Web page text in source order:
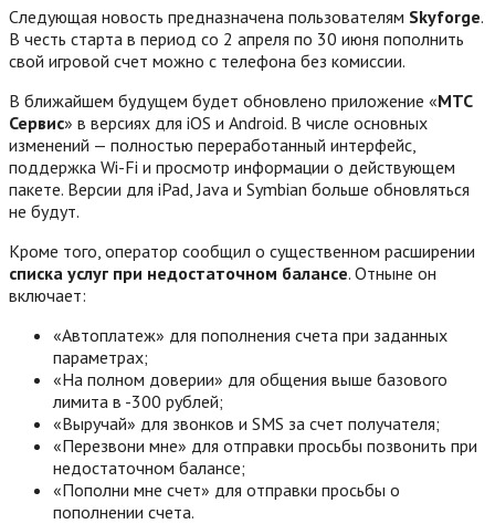
Следующая новость предназначена пользователям Skyforge.
В честь старта в период со 2 апреля по 30 июня пополнить
свой игровой счет можно с телефона без комиссии.
В ближайшем будущем будет обновлено приложение «МТС
Сервис» в версиях для iOS и Android. В числе основных
изменений — полностью переработанный интерфейс,
поддержка Wi-Fi и просмотр информации о действующем
пакете. Версии для iPad, Java и Symbian больше обновляться
не будут.
Кроме того, оператор сообщил о существенном расширении
списка услуг при недостаточном балансе. Отныне он
включает:
«Автоплатеж» для пополнения счета при заданных
параметрах;
«На полном доверии» для общения выше базового
лимита в -300 рублей;
«Выручай» для звонков и SMS за счет получателя;
«Перезвони мне» для отправки просьбы позвонить при
недостаточном балансе;
«Пополни мне счет» для отправки просьбы о
пополнении счета.